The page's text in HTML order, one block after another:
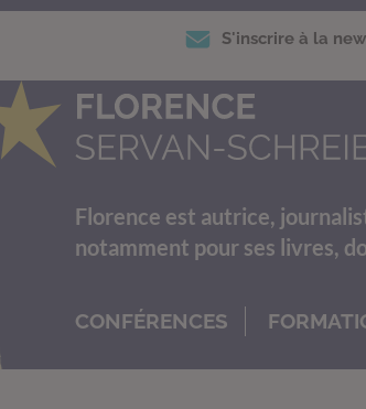
S'inscrire à la
Florence est autrice,
notamment pour ses livres,
CONFÉRENCES